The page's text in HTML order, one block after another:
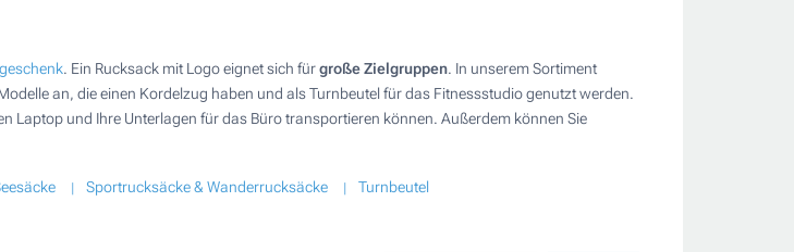
. Ein Rucksack mit Logo eignet sich fürgroße Zielgruppen. In unserem Sortiment
an, die einen Kordelzug haben und als Turnbeutel für das Fitnessstudio genutzt werden.
Laptop und Ihre Unterlagen für das Büro transportieren können. Außerdem können Sie
Sportrucksäcke & Wanderrucksäcke Turnbeutel